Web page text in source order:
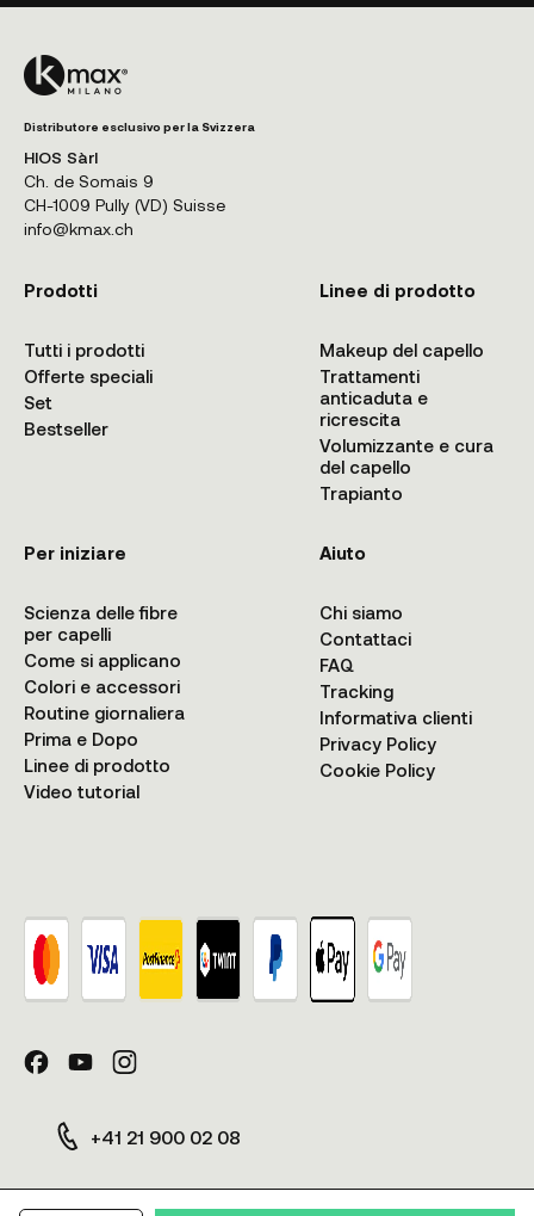
Distributore esclusivo per la Svizzera
HIOS Sàrl
Ch. de Somais 9
CH-1009 Pully (VD) Suisse
info@kmax.ch
Prodotti
Tutti i prodotti
Offerte speciali
Set
Bestseller
Linee di prodotto
Makeup del capello
Trattamenti
anticaduta e
ricrescita
Volumizzante e cura
del capello
Trapianto
Per iniziare
Scienza delle fibre
per capelli
Come si applicano
Colori e accessori
Routine giornaliera
Prima e Dopo
Linee di prodotto
Video tutorial
Aiuto
Chi siamo
Contattaci
FAQ
Tracking
Informativa clienti
Privacy Policy
Cookie Policy
+41 21 900 02 08